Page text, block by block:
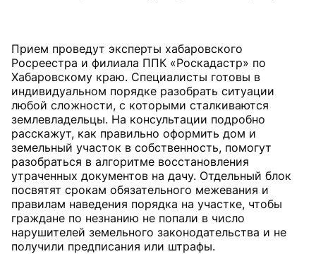
Прием проведут эксперты хабаровского
Росреестра и филиала ППК «Роскадастр» по
Хабаровскому краю. Специалисты готовы в
индивидуальном порядке разобрать ситуации
любой сложности, с которыми сталкиваются
землевладельцы. На консультации подробно
расскажут, как правильно оформить дом и
земельный участок в собственность, помогут
разобраться в алгоритме восстановления
утраченных документов на дачу. Отдельный блок
посвятят срокам обязательного межевания и
правилам наведения порядка на участке, чтобы
граждане по незнанию не попали в число
нарушителей земельного законодательства и не
получили предписания или штрафы.